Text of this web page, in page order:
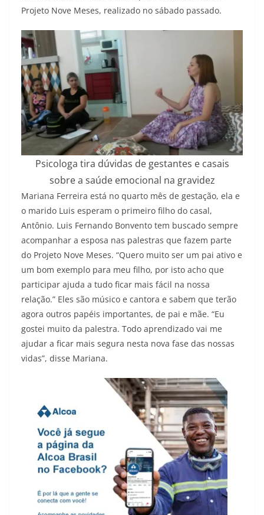
Projeto Nove Meses, realizado no sábado passado.
Psicologa tira dúvidas de gestantes e casais
sobre a saúde emocional na gravidez
Mariana Ferreira está no quarto mês de gestação, ela e
o marido Luis esperam o primeiro filho do casal,
Antônio. Luis Fernando Bonvento tem buscado sempre
acompanhar a esposa nas palestras que fazem parte
do Projeto Nove Meses. “Quero muito ser um pai ativo e
um bom exemplo para meu filho, por isto acho que
participar ajuda a tudo ficar mais fácil na nossa
relação.” Eles são músico e cantora e sabem que terão
agora outros papéis importantes, de pai e mãe. “Eu
gostei muito da palestra. Todo aprendizado vai me
ajudar a ficar mais segura nesta nova fase das nossas
vidas”, disse Mariana.